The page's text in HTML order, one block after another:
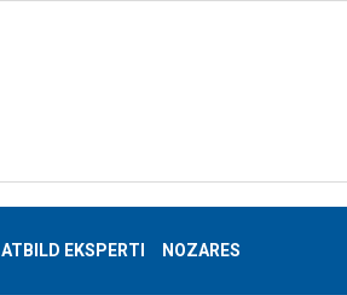
ATBILD EKSPERTI NOZARES